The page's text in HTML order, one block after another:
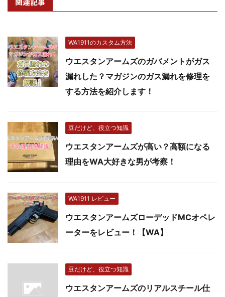
WA1911のカスタム方法
ウエスタンアームズのガバメントがガス
漏れした？マガジンのガス漏れを修理を
する方法を紹介します！
豆だけど、役立つ知識
ウエスタンアームズが高い？高額になる
理由をWA大好きな男が考察！
WA1911 レビュー
ウエスタンアームズローデッドMCオペレ
ーターをレビュー！【WA】
豆だけど、役立つ知識
ウエスタンアームズのリアルスチール仕